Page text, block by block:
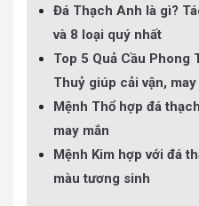
Đá Thạch Anh là gì?
và 8 loại quý nhất
Top 5 Quả Cầu Phong
Thuỷ giúp cải vận, may
Mệnh Thổ hợp đá
may mắn
Mệnh Kim hợp với đá
màu tương sinh